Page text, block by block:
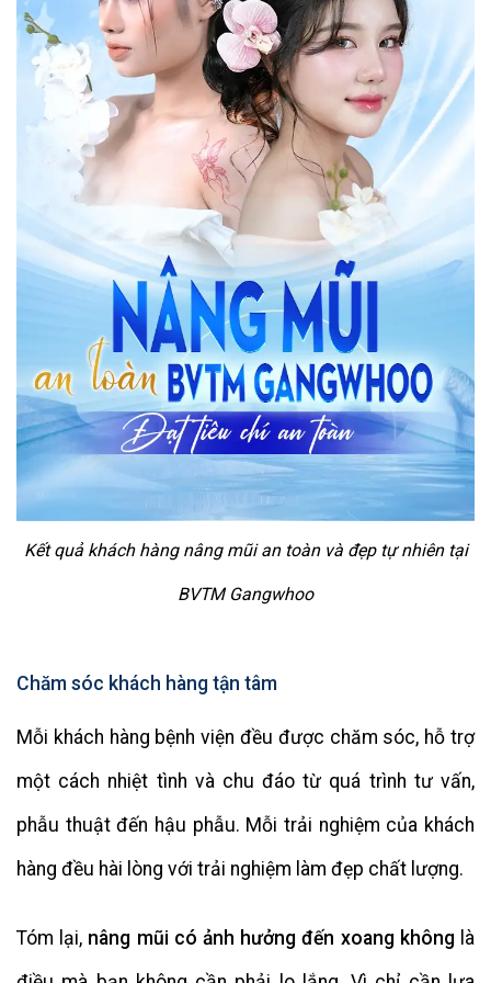
Kết quả khách hàng nâng mũi an toàn và đẹp tự nhiên tại
BVTM Gangwhoo
Chăm sóc khách hàng tận tâm
Mỗi khách hàng bệnh viện đều được chăm sóc, hỗ trợ
một cách nhiệt tình và chu đáo từ quá trình tư vấn,
phẫu thuật đến hậu phẫu. Mỗi trải nghiệm của khách
hàng đều hài lòng với trải nghiệm làm đẹp chất lượng.
Tóm lại, nâng mũi có ảnh hưởng đến xoang không là